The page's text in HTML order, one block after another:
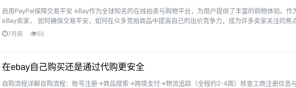
启用PayPal保障交易平安 eBay作为全球知名的在线拍卖与购物平台，为用户提供了丰富的购物体验。作
eBay卖家， 如何确保交易平安，如何在众多竞拍商品中提高自己的出价竞争力，成为许多卖家关注的焦点
ebay卖家如何撤销出价今天 就让我···
7月前 55
在ebay自己购买还是通过代购更安全
自购流程详解自购流程：账号注册→商品搜索→跨境支付→物流追踪（全程约2-4周）核查工商注册信息